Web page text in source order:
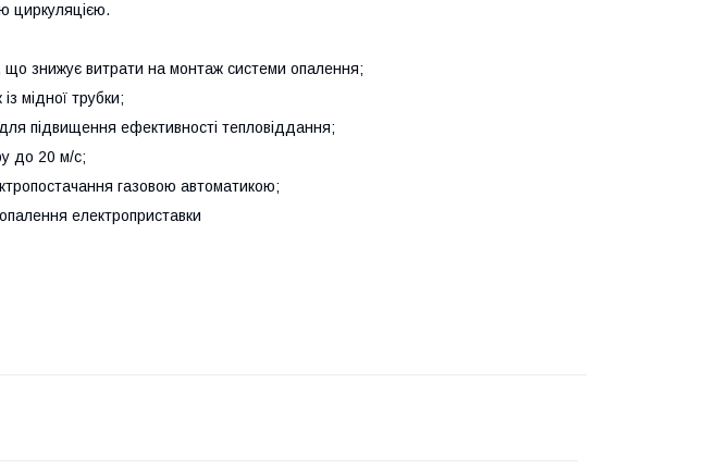
циркуляцією.
знижує витрати на монтаж системи опалення;
мідної трубки;
для підвищення ефективності тепловіддання;
до 20 м/с;
газовою автоматикою;
електроприставки